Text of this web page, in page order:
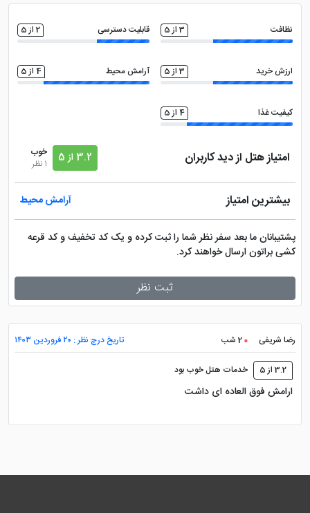
نظافت 3 از 5 قابلیت دسترسی 2 از 5
ارزش خرید 3 از 5 آرامش محیط 4 از 5
کیفیت غذا 4 از 5
امتیاز هتل از دید کاربران 3.2 از 5
خوب
1 نظر
بیشترین امتیاز آرامش محیط
پشتیبانان ما بعد سفر نظر شما را ثبت کرده و یک کد تخفیف و کد قرعه
کشی براتون ارسال خواهند کرد.
ثبت نظر
رضا شریفی 2 شب تاریخ درج نظر : ۲۰ فروردین ۱۴۰۳
3.2 از 5 خدمات هتل خوب بود
ارامش فوق العاده ای داشت